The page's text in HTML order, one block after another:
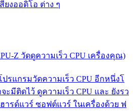
ยงออดิโอ ต่าง ๆ
Z วัดดูความเร็ว CPU เครื่องคุณ)
รแกรมวัดความเร็ว CPU อีกหนึ่งโ
มีติดไว้ ดูความเร็ว CPU และ ยังรว
ารด์แวร์ ซอฟต์แวร์ ในเครื่องด้วย ฟ